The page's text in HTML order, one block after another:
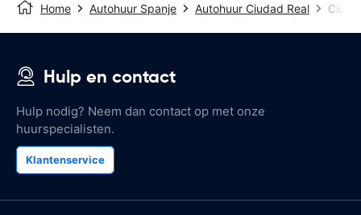
Home Autohuur Spanje Autohuur Ciudad Real
Hulp en contact
Hulp nodig? Neem dan contact op met onze
huurspecialisten.
Klantenservice